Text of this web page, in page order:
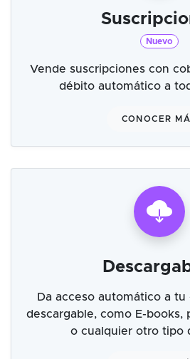
Nuevo
Vende suscripciones con
débito automático a
CONOCER
Da acceso automático a tu
descargable, como E-books,
o cualquier otro tipo